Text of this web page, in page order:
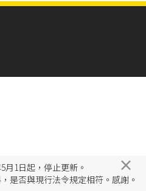
月1日起，停止更新。
是否與現行法令規定相符。感謝。
×